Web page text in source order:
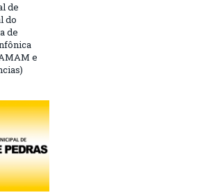
de
do
de
e